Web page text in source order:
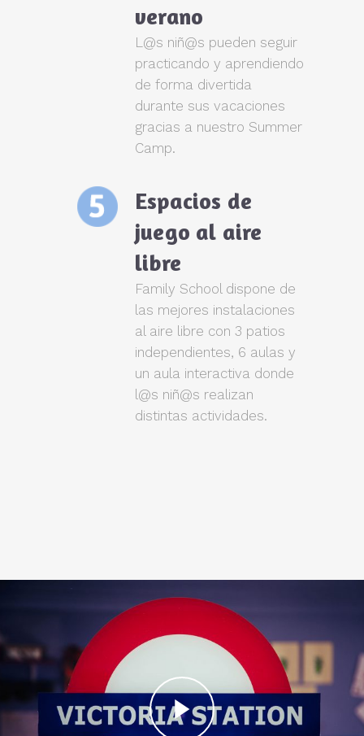
verano
L@s niñ@s pueden seguir
practicando y aprendiendo
de forma divertida
durante sus vacaciones
gracias a nuestro Summer
Camp.
Espacios de
juego al aire
libre
Family School dispone de
las mejores instalaciones
al aire libre con 3 patios
independientes, 6 aulas y
un aula interactiva donde
l@s niñ@s realizan
distintas actividades.